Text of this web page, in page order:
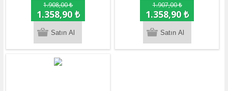
1.908,00 ₺
1.358,90 ₺
1.907,00 ₺
1.358,90 ₺